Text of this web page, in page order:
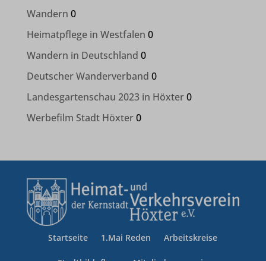
Wandern 0
Heimatpflege in Westfalen 0
Wandern in Deutschland 0
Deutscher Wanderverband 0
Landesgartenschau 2023 in Höxter0
Werbefilm Stadt Höxter0
Startseite 1.Mai Reden Arbeitskreise